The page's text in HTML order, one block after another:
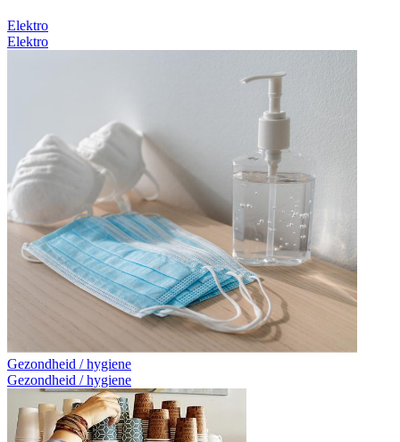
Elektro
Elektro
Gezondheid / hygiene
Gezondheid / hygiene